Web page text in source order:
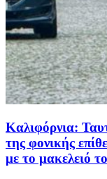
Καλιφόρνια:
της φονικής
με το μακελειό